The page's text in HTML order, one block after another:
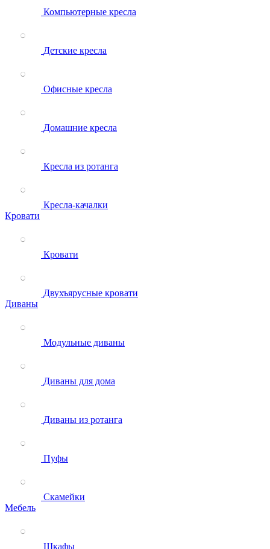
Компьютерные кресла
Детские кресла
Офисные кресла
Домашние кресла
Кресла из ротанга
Кресла-качалки
Кровати
Кровати
Двухъярусные кровати
Диваны
Модульные диваны
Диваны для дома
Диваны из ротанга
Пуфы
Скамейки
Мебель
Шкафы